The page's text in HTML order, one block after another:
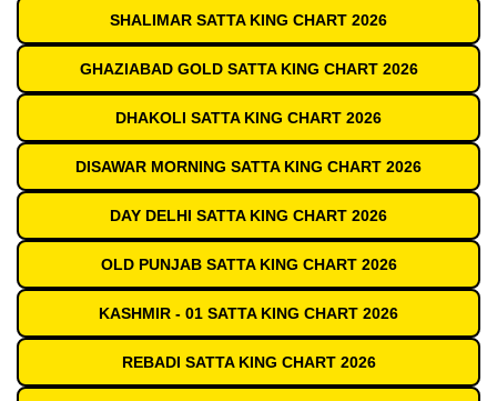
SHALIMAR SATTA KING CHART 2026
GHAZIABAD GOLD SATTA KING CHART 2026
DHAKOLI SATTA KING CHART 2026
DISAWAR MORNING SATTA KING CHART 2026
DAY DELHI SATTA KING CHART 2026
OLD PUNJAB SATTA KING CHART 2026
KASHMIR - 01 SATTA KING CHART 2026
REBADI SATTA KING CHART 2026